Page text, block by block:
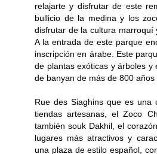
relajarte y disfrutar de este
bullicio de la medina y los
disfrutar de la cultura marroquí
A la entrada de este parque
inscripción en árabe. Este
de plantas exóticas y árboles y
de banyan de más de 800
Rue des Siaghins que es una
tiendas artesanas, el Zoco
también souk Dakhil, el
lugares más atractivos y
una plaza de estilo español,